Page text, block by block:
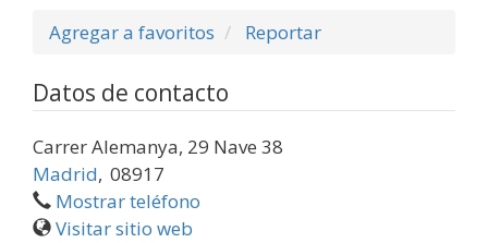
Agregar a favoritos
Reportar
Datos de contacto
Carrer Alemanya, 29 Nave 38
Madrid, 08917
Mostrar teléfono
Visitar sitio web